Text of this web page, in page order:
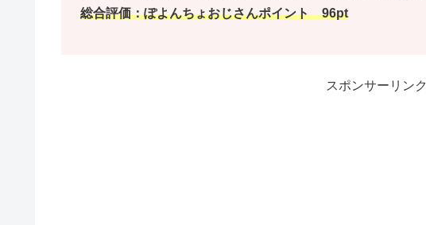
総合評価：ぽよんちょおじさんポイント 96pt
スポンサーリンク